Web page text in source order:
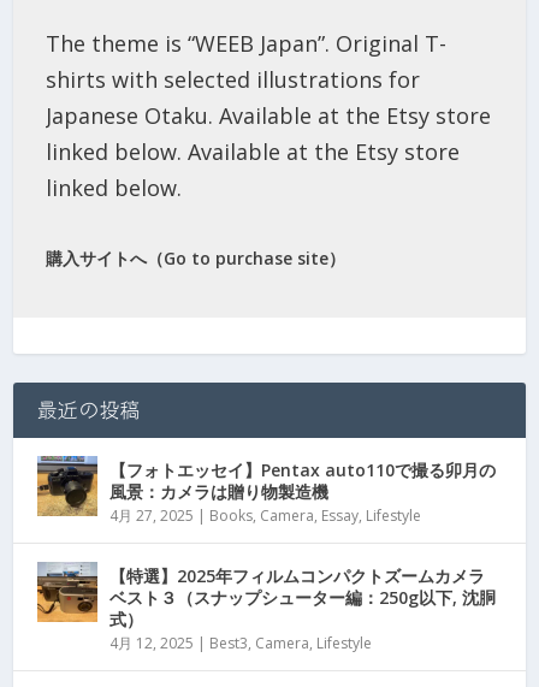
The theme is “WEEB Japan”. Original T-
shirts with selected illustrations for
Japanese Otaku. Available at the Etsy store
linked below. Available at the Etsy store
linked below.
購入サイトへ（Go to purchase site）
最近の投稿
【フォトエッセイ】Pentax auto110で撮る卯月の
風景：カメラは贈り物製造機
4月 27, 2025 | Books, Camera, Essay, Lifestyle
【特選】2025年フィルムコンパクトズームカメラ
ベスト３（スナップシューター編：250g以下, 沈胴
式）
4月 12, 2025 | Best3, Camera, Lifestyle